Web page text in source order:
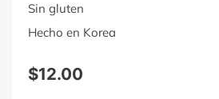
Sin gluten
Hecho en Korea
$12.00